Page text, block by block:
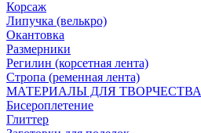
Корсаж
Липучка (велькро)
Окантовка
Размерники
Регилин (корсетная лента)
Стропа (ременная лента)
МАТЕРИАЛЫ ДЛЯ ТВОРЧЕСТВА
Бисероплетение
Глиттер